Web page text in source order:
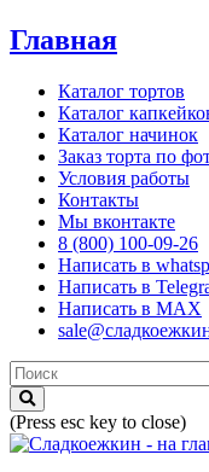
Главная
Каталог тортов
Каталог
Каталог начинок
Заказ торта по
Условия работы
Контакты
Мы вконтакте
8 (800) 100-09-26
Написать в
Написать в
Написать в MAX
(Press esc key to close)